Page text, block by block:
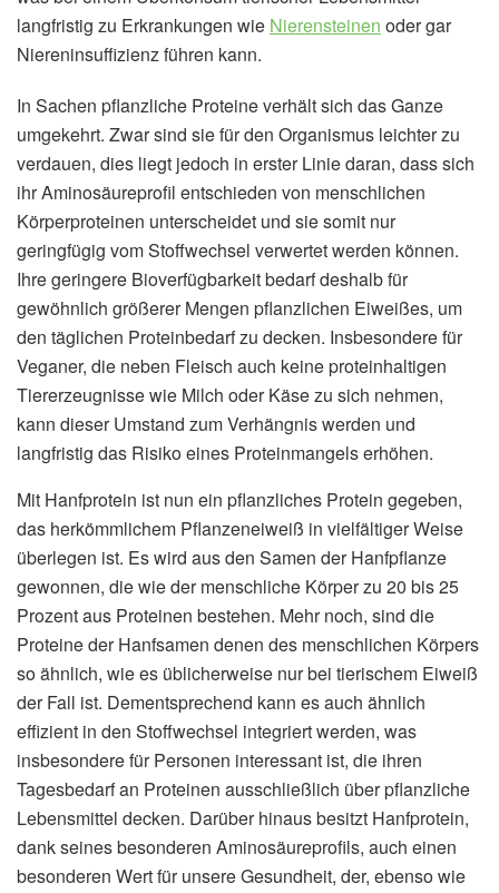
langfristig zu Erkrankungen wie Nierensteinen oder gar
Niereninsuffizienz führen kann.
In Sachen pflanzliche Proteine verhält sich das Ganze
umgekehrt. Zwar sind sie für den Organismus leichter zu
verdauen, dies liegt jedoch in erster Linie daran, dass sich
ihr Aminosäureprofil entschieden von menschlichen
Körperproteinen unterscheidet und sie somit nur
geringfügig vom Stoffwechsel verwertet werden können.
Ihre geringere Bioverfügbarkeit bedarf deshalb für
gewöhnlich größerer Mengen pflanzlichen Eiweißes, um
den täglichen Proteinbedarf zu decken. Insbesondere für
Veganer, die neben Fleisch auch keine proteinhaltigen
Tiererzeugnisse wie Milch oder Käse zu sich nehmen,
kann dieser Umstand zum Verhängnis werden und
langfristig das Risiko eines Proteinmangels erhöhen.
Mit Hanfprotein ist nun ein pflanzliches Protein gegeben,
das herkömmlichem Pflanzeneiweiß in vielfältiger Weise
überlegen ist. Es wird aus den Samen der Hanfpflanze
gewonnen, die wie der menschliche Körper zu 20 bis 25
Prozent aus Proteinen bestehen. Mehr noch, sind die
Proteine der Hanfsamen denen des menschlichen Körpers
so ähnlich, wie es üblicherweise nur bei tierischem Eiweiß
der Fall ist. Dementsprechend kann es auch ähnlich
effizient in den Stoffwechsel integriert werden, was
insbesondere für Personen interessant ist, die ihren
Tagesbedarf an Proteinen ausschließlich über pflanzliche
Lebensmittel decken. Darüber hinaus besitzt Hanfprotein,
dank seines besonderen Aminosäureprofils, auch einen
besonderen Wert für unsere Gesundheit, der, ebenso wie